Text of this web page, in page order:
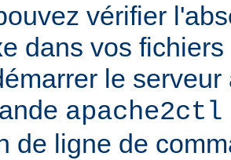
vérifier
dans vos
le
de ligne de